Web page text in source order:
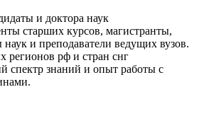
и доктора наук
старших курсов, магистранты,
и преподаватели ведущих вузов.
регионов рф и стран снг
спектр знаний и опыт работы с